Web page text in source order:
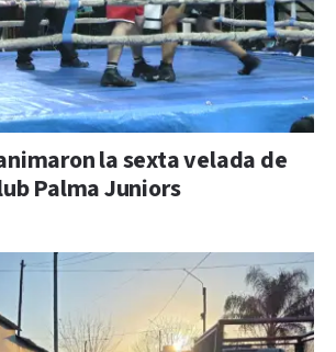
la sexta velada de
Palma Juniors